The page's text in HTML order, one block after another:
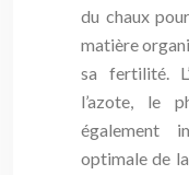
du chaux
matière
sa fertilité.
l’azote, le
également
optimale de